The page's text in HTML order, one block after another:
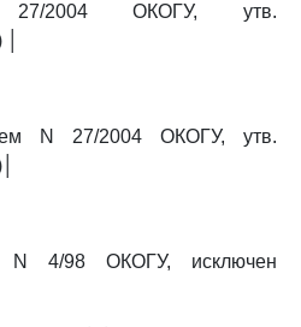
27/2004 ОКОГУ, утв.
N 27/2004 ОКОГУ, утв.
N 4/98 ОКОГУ, исключен